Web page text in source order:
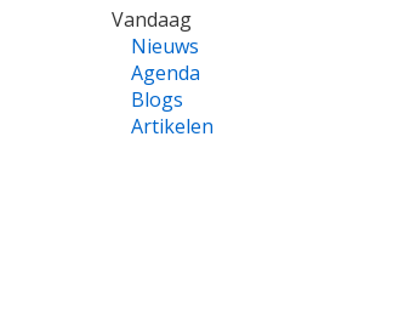
VOET
Vandaag
Nieuws
Agenda
Blogs
Artikelen